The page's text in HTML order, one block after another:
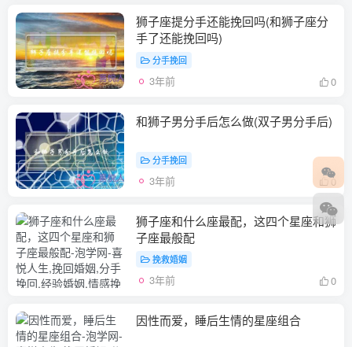
狮子座提分手还能挽回吗(和狮子座分
手了还能挽回吗)
分手挽回
3年前 0
和狮子男分手后怎么做(双子男分手后)
分手挽回
3年前 0
狮子座和什么座最配，这四个星座和狮
子座最般配
挽救婚姻
3年前 0
因性而爱，睡后生情的星座组合